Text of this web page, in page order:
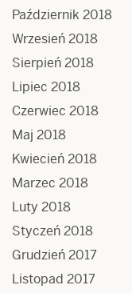
Październik 2018
Wrzesień 2018
Sierpień 2018
Lipiec 2018
Czerwiec 2018
Maj 2018
Kwiecień 2018
Marzec 2018
Luty 2018
Styczeń 2018
Grudzień 2017
Listopad 2017